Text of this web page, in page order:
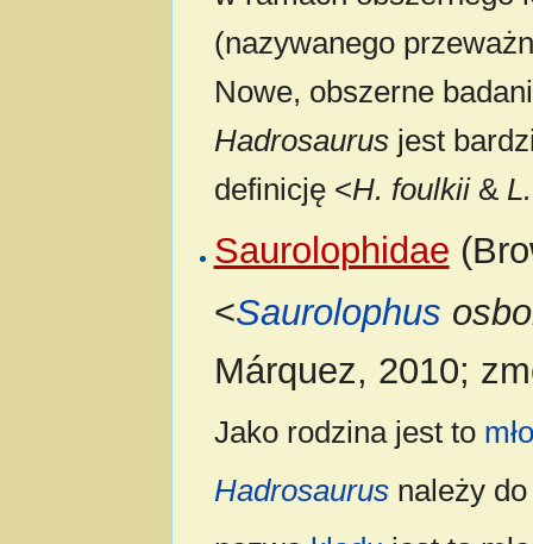
(nazywanego
Nowe, obszerne
Hadrosaurusjest
definicję <H. foulkii&
Saurolophidae
<Saurolophus
Márquez, 2010;
Jako rodzina jest to
Hadrosaurusnależy do